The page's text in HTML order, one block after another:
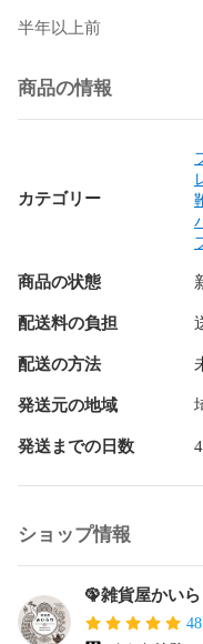
#パンプス
半年以上前
商品の情報
カテゴリー
商品の状態
配送料の負担
配送の方法
発送元の地域
発送までの日数
ショップ情報
🦚雑貨屋かいら
48